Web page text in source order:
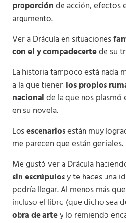
proporciónde acción, efectos
argumento.
Ver a Drácula en situaciones
con el y compadecertede su
La historia tampoco está nada
a la que tienen los propios
nacionalde la que nos
en su novela.
Losescenariosestán muy
me parecen que están geniales.
Me gustó ver a Drácula
sin escrúpulosy te haces una
podría llegar. Al menos más
incluso el libro (que dicho sea
obra de artey lo remiendo